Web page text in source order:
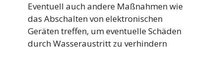
Eventuell auch andere Maßnahmen wie
das Abschalten von elektronischen
Geräten treffen, um eventuelle Schäden
durch Wasseraustritt zu verhindern